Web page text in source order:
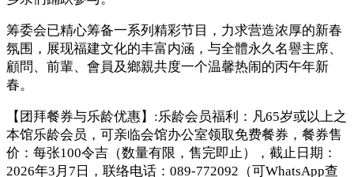
筹委会已精心筹备一系列精彩节目，力求营造浓厚的新春
氛围，展现福建文化的丰富内涵，与全體永久名譽主席、
顧問、前輩、會員及鄉親共度一个温馨热闹的丙午年新
春。
【团拜餐券与乐龄优惠】:乐龄会员福利：凡65岁或以上之
本馆乐龄会员，可亲临会馆办公室领取免费餐券，餐券售
价：每张100令吉（数量有限，售完即止），截止日期：
2026年3月7日，联络电话：089-772092（可WhatsApp查